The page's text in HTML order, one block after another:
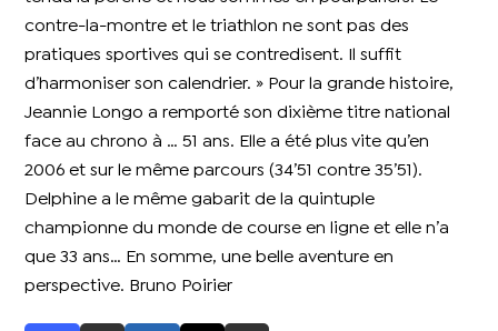
contre-la-montre et le triathlon ne sont pas des
pratiques sportives qui se contredisent. Il suffit
d’harmoniser son calendrier. » Pour la grande histoire,
Jeannie Longo a remporté son dixième titre national
face au chrono à … 51 ans. Elle a été plus vite qu’en
2006 et sur le même parcours (34’51 contre 35’51).
Delphine a le même gabarit de la quintuple
championne du monde de course en ligne et elle n’a
que 33 ans… En somme, une belle aventure en
perspective. Bruno Poirier